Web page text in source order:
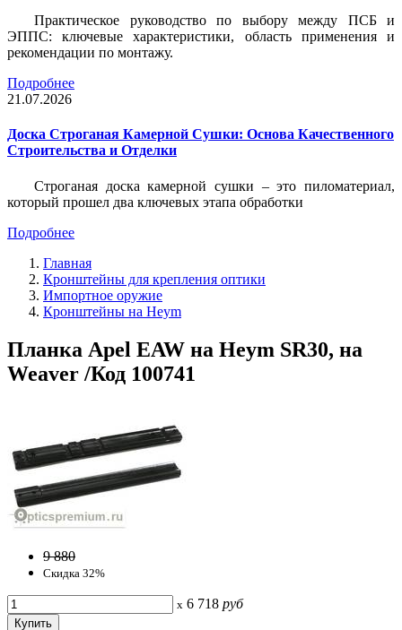
Практическое руководство по выбору между ПСБ и
ЭППС: ключевые характеристики, область применения и
рекомендации по монтажу.
Подробнее
21.07.2026
Доска Строганая Камерной Сушки: Основа Качественного
Строительства и Отделки
Строганая доска камерной сушки – это пиломатериал,
который прошел два ключевых этапа обработки
Подробнее
Главная
Кронштейны для крепления оптики
Импортное оружие
Кронштейны на Heym
Планка Apel EAW на Heym SR30, на
Weaver /Код 100741
9 880
Скидка 32%
x 6 718 руб